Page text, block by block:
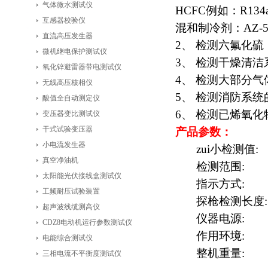
气体微水测试仪
互感器校验仪
直流高压发生器
微机继电保护测试仪
氧化锌避雷器带电测试仪
无线高压核相仪
酸值全自动测定仪
变压器变比测试仪
干式试验变压器
小电流发生器
真空净油机
太阳能光伏接线盒测试仪
工频耐压试验装置
超声波线缆测高仪
CDZ8电动机运行参数测试仪
电能综合测试仪
三相电流不平衡度测试仪
HCFC例如：
混和制冷剂：AZ-
2、 检测六氟化
3、 检测干燥清
4、 检测大部分
5、 检测消防系
6、 检测已烯氧
产品参数：
zui小检测值
检测范围: 1～
指示方式: 液
探枪检测长度
仪器电源: 可
作用环境:
整机重量: